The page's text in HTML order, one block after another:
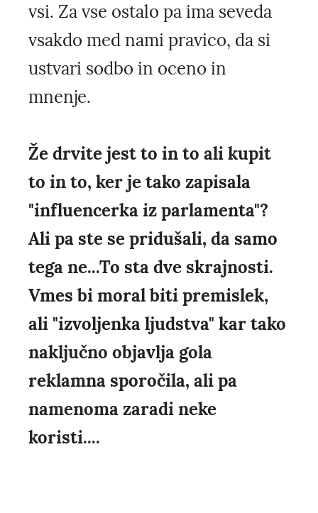
vsi. Za vse ostalo pa ima seveda
vsakdo med nami pravico, da si
ustvari sodbo in oceno in
mnenje.
Že drvite jest to in to ali kupit
to in to, ker je tako zapisala
"influencerka iz parlamenta"?
Ali pa ste se pridušali, da samo
tega ne...To sta dve skrajnosti.
Vmes bi moral biti premislek,
ali "izvoljenka ljudstva" kar tako
naključno objavlja gola
reklamna sporočila, ali pa
namenoma zaradi neke
koristi....